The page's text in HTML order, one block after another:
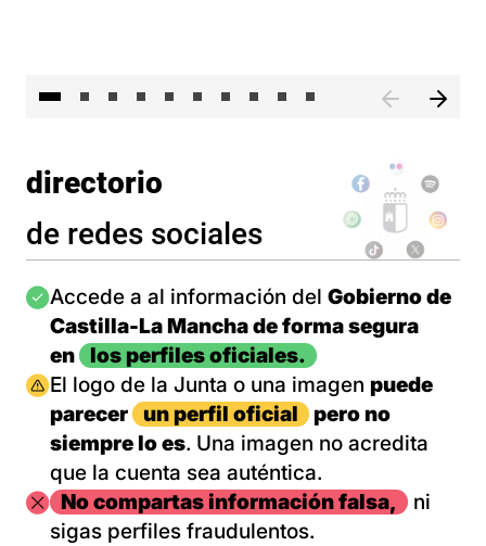
directorio
de redes sociales
Imagen
Accede a al información del Gobierno de
Castilla-La Mancha de forma segura
en
los perfiles oficiales.
Imagen
El logo de la Junta o una imagen puede
parecer
un perfil oficial
pero no
siempre lo es. Una imagen no acredita
que la cuenta sea auténtica.
ImagenNo compartas información falsa,
ni
sigas perfiles fraudulentos.